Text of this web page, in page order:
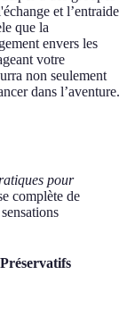
et l’entraide
que la
envers les
votre
non seulement
dans l’aventure.
pour
complète de